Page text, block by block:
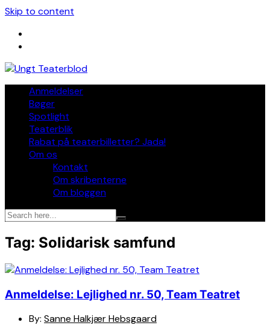
Skip to content
Anmeldelser
Bøger
Spotlight
Teaterblik
Rabat på teaterbilletter? Jada!
Om os
Kontakt
Om skribenterne
Om bloggen
Tag: Solidarisk samfund
Anmeldelse: Lejlighed nr. 50, Team Teatret
By: Sanne Halkjær Hebsgaard